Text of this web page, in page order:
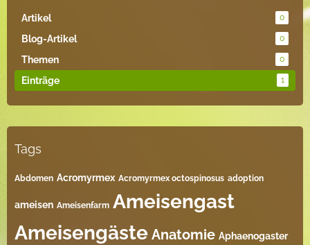
Artikel 0
Blog-Artikel 0
Themen 0
Einträge 1
Tags
Abdomen Acromyrmex Acromyrmex octospinosus adoption
ameisen Ameisenfarm Ameisengast
Ameisengäste Anatomie Aphaenogaster